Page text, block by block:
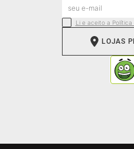
Li e aceito a Política
LOJAS